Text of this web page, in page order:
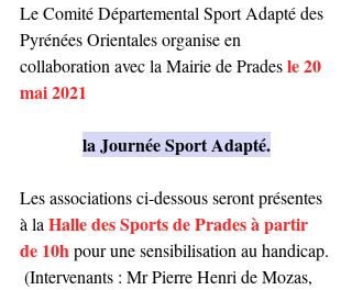
Le Comité Départemental Sport Adapté des
Pyrénées Orientales organise en
collaboration avec la Mairie de Prades le 20
mai 2021
la Journée Sport Adapté.
Les associations ci-dessous seront présentes
à la Halle des Sports de Prades à partir
de 10h pour une sensibilisation au handicap.